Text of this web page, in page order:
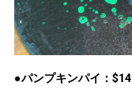
●パンプキンパイ：$14